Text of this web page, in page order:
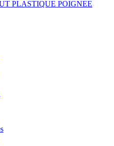
PLASTIQUE POIGNEE